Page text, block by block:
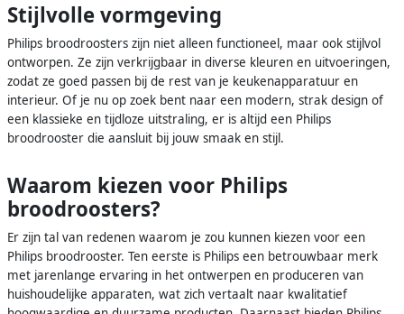
Stijlvolle vormgeving
Philips broodroosters zijn niet alleen functioneel, maar ook stijlvol
ontworpen. Ze zijn verkrijgbaar in diverse kleuren en uitvoeringen,
zodat ze goed passen bij de rest van je keukenapparatuur en
interieur. Of je nu op zoek bent naar een modern, strak design of
een klassieke en tijdloze uitstraling, er is altijd een Philips
broodrooster die aansluit bij jouw smaak en stijl.
Waarom kiezen voor Philips
broodroosters?
Er zijn tal van redenen waarom je zou kunnen kiezen voor een
Philips broodrooster. Ten eerste is Philips een betrouwbaar merk
met jarenlange ervaring in het ontwerpen en produceren van
huishoudelijke apparaten, wat zich vertaalt naar kwalitatief